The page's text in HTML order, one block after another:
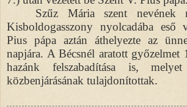
Szűz Mária szent nevének
Kisboldogasszony nyolcadába eső
Pius pápa aztán áthelyezte az
napjára. A Bécsnél aratott győzelmet
hazánk felszabadítása is,
közbenjárásának tulajdonítottak.